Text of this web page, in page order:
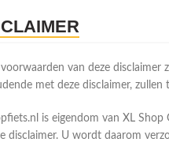
van deze disclaimer
met deze disclaimer,
is eigendom van XL
disclaimer. U wordt daarom